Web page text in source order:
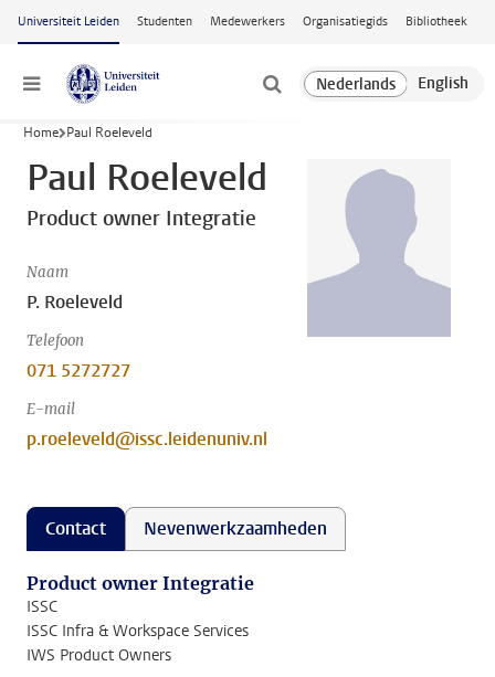
Ga naar hoofdinhoud
Universiteit Leiden Studenten Medewerkers Organisatiegids Bibliotheek
Menu
Home Paul Roeleveld
Paul Roeleveld
Product owner Integratie
Naam
P. Roeleveld
Telefoon
071 5272727
E-mail
p.roeleveld@issc.leidenuniv.nl
Contact Nevenwerkzaamheden
Product owner Integratie
ISSC
ISSC Infra & Workspace Services
IWS Product Owners